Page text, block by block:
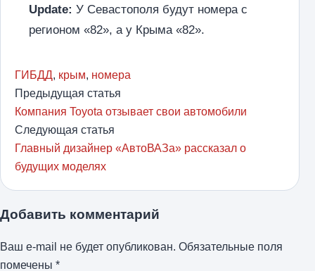
Update: У Севастополя будут номера с
регионом «82», а у Крыма «82».
ГИБДД, крым, номера
Предыдущая статья
Компания Toyota отзывает свои автомобили
Следующая статья
Главный дизайнер «АвтоВАЗа» рассказал о
будущих моделях
Добавить комментарий
Ваш e-mail не будет опубликован. Обязательные поля
помечены *